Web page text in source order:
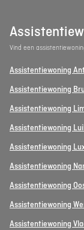
Vind een
Assistentiewoning
Assistentiewoning
Assistentiewoning
Assistentiewoning
Assistentiewoning
Assistentiewoning
Assistentiewoning
Assistentiewoning
Assistentiewoning